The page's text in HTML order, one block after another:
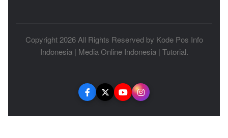
Copyright 2026 All Rights Reserved by Kode Pos Info
Indonesia| Media Online Indonesia| Tutorial.